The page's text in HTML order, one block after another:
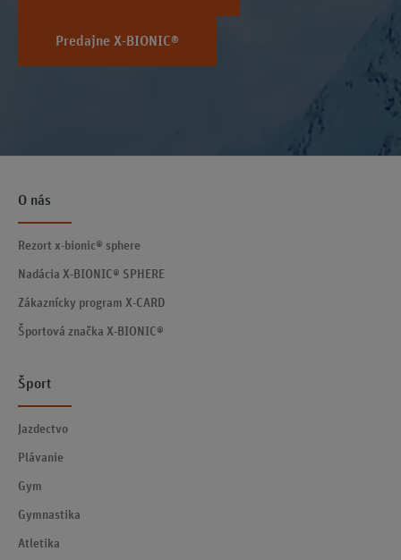
Predajne X-BIONIC®
O nás
Rezort x-bionic® sphere
Nadácia X-BIONIC® SPHERE
Zákaznícky program X-CARD
Športová značka X-BIONIC®
Šport
Jazdectvo
Plávanie
Gym
Gymnastika
Atletika